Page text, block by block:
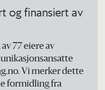
og finansiert av
77 eiere av
Vi merker dette
formidling fra